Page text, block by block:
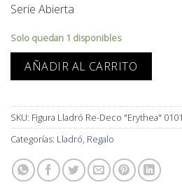
Serie Abierta
Solo quedan 1 disponibles
AÑADIR AL CARRITO
SKU: Figura Lladró Re-Deco "Erythea"
Categorías: Lladró, Regalo